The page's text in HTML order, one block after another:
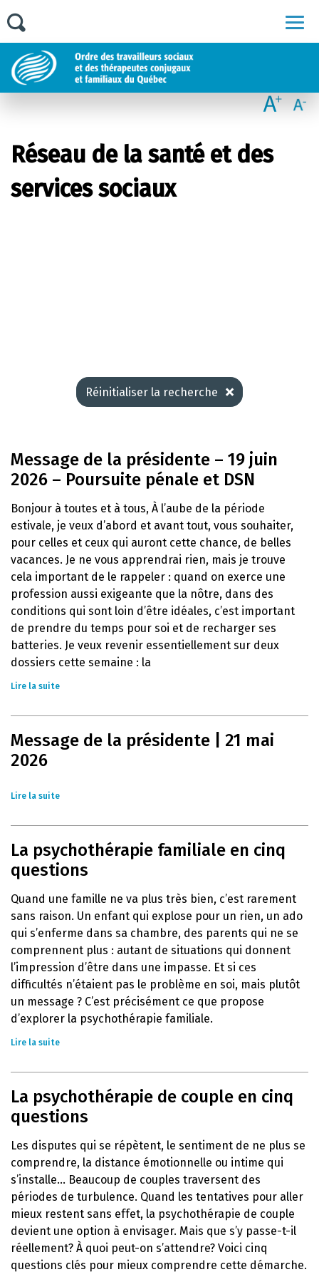
Réseau de la santé et des
services sociaux
Réinitialiser la recherche
Message de la présidente – 19 juin
2026 – Poursuite pénale et DSN
Bonjour à toutes et à tous, À l’aube de la période
estivale, je veux d’abord et avant tout, vous souhaiter,
pour celles et ceux qui auront cette chance, de belles
vacances. Je ne vous apprendrai rien, mais je trouve
cela important de le rappeler : quand on exerce une
profession aussi exigeante que la nôtre, dans des
conditions qui sont loin d’être idéales, c’est important
de prendre du temps pour soi et de recharger ses
batteries. Je veux revenir essentiellement sur deux
dossiers cette semaine : la
Lire la suite
Message de la présidente | 21 mai
2026
Lire la suite
La psychothérapie familiale en cinq
questions
Quand une famille ne va plus très bien, c’est rarement
sans raison. Un enfant qui explose pour un rien, un ado
qui s’enferme dans sa chambre, des parents qui ne se
comprennent plus : autant de situations qui donnent
l’impression d’être dans une impasse. Et si ces
difficultés n’étaient pas le problème en soi, mais plutôt
un message ? C’est précisément ce que propose
d’explorer la psychothérapie familiale.
Lire la suite
La psychothérapie de couple en cinq
questions
Les disputes qui se répètent, le sentiment de ne plus se
comprendre, la distance émotionnelle ou intime qui
s’installe… Beaucoup de couples traversent des
périodes de turbulence. Quand les tentatives pour aller
mieux restent sans effet, la psychothérapie de couple
devient une option à envisager. Mais que s’y passe-t-il
réellement? À quoi peut-on s’attendre? Voici cinq
questions clés pour mieux comprendre cette démarche.